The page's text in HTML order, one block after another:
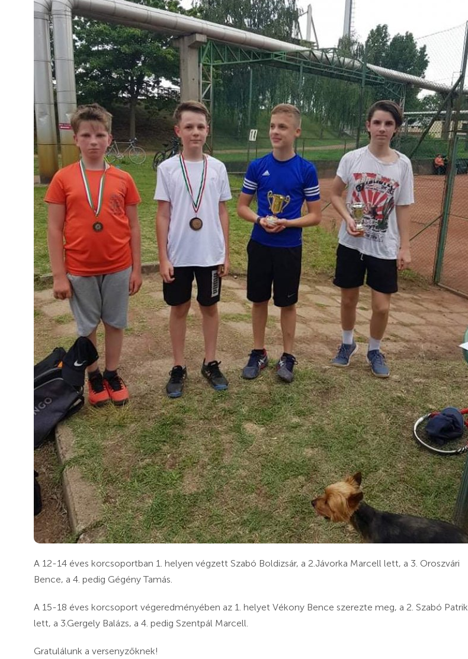
A 12-14 éves korcsoportban 1. helyen végzett Szabó Boldizsár, a 2.Jávorka Marcell lett, a 3. Oroszvári
Bence, a 4. pedig Gégény Tamás.
A 15-18 éves korcsoport végeredményében az 1. helyet Vékony Bence szerezte meg, a 2. Szabó Patrik
lett, a 3.Gergely Balázs, a 4. pedig Szentpál Marcell.
Gratulálunk a versenyzőknek!